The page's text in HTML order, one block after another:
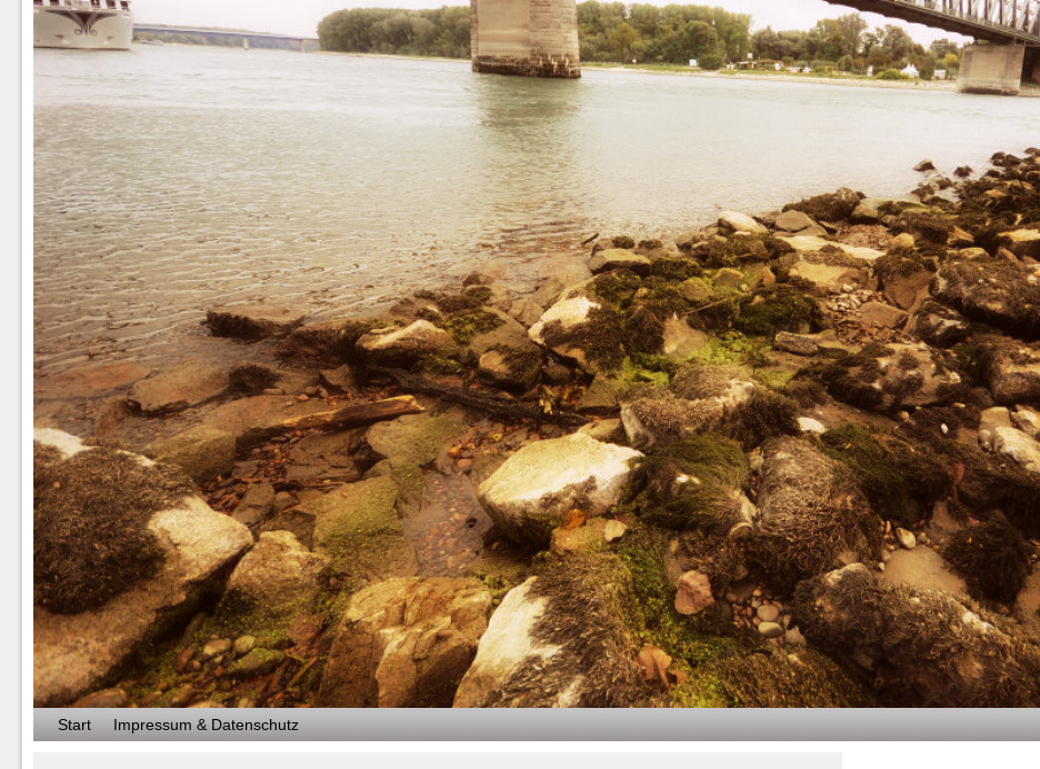
Zum Inhalt wechseln
Zum sekundären Inhalt wechseln
Start Impressum & Datenschutz